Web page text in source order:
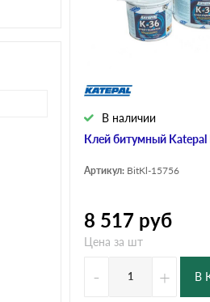
Клей битумный
В наличии
Артикул: BitKl-15756
8 517 руб
Цена за шт
- + В